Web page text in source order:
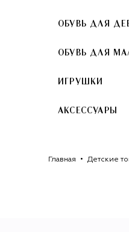
ОБУВЬ ДЛЯ
ОБУВЬ ДЛЯ
ИГРУШКИ
АКСЕССУАРЫ
Главная Детские